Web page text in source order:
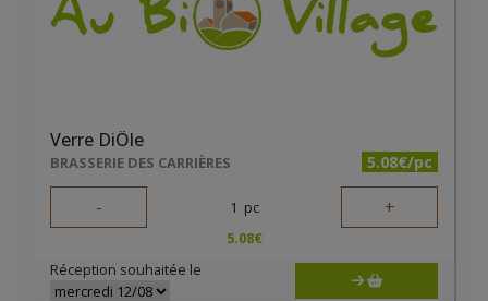
Verre DiÔle
BRASSERIE DES CARRIÈRES 5.08€/pc
- 1 pc +
5.08€
Réception souhaitée le